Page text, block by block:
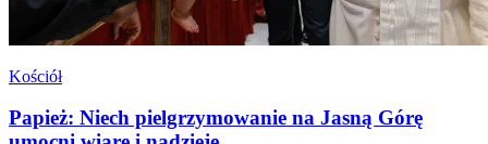
Kościół
Papież: Niech pielgrzymowanie na Jasną Górę